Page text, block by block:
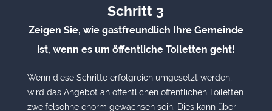
Schritt 3
Zeigen Sie, wie gastfreundlich Ihre Gemeinde
ist, wenn es um öffentliche Toiletten geht!
Wenn diese Schritte erfolgreich umgesetzt werden,
wird das Angebot an öffentlichen öffentlichen Toiletten
zweifelsohne enorm gewachsen sein. Dies kann über